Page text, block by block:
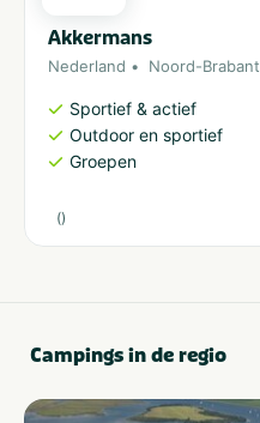
Akkermans
Nederland Noord-Brabant
Sportief & actief
Outdoor en sportief
Groepen
()
Campings in de regio